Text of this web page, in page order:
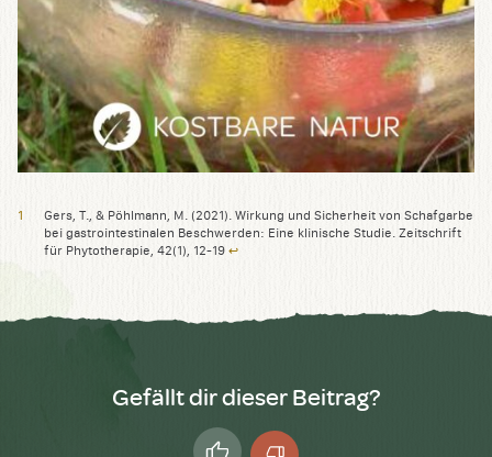
Gers, T., & Pöhlmann, M. (2021). Wirkung und Sicherheit von Schafgarbe
bei gastrointestinalen Beschwerden: Eine klinische Studie. Zeitschrift
für Phytotherapie, 42(1), 12-19 ↩︎
Gefällt dir dieser Beitrag?